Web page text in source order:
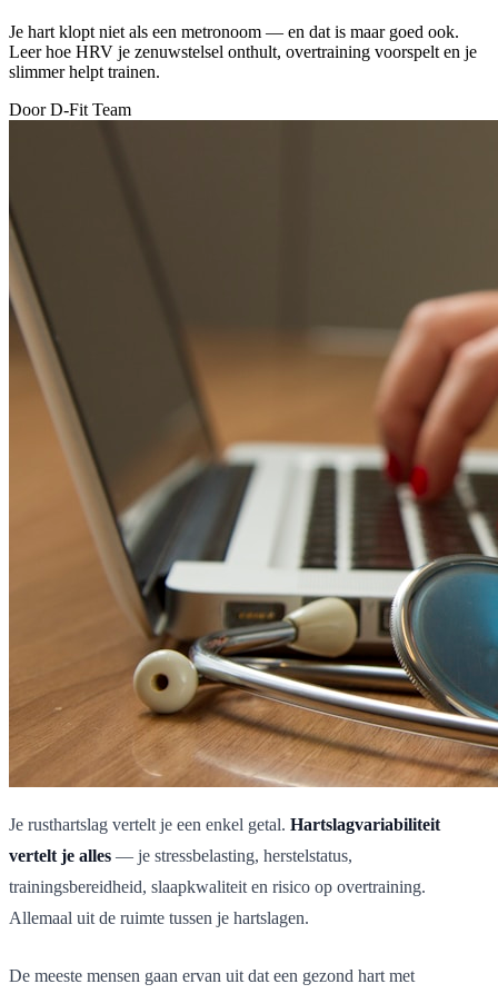
Je hart klopt niet als een metronoom — en dat is maar goed ook.
Leer hoe HRV je zenuwstelsel onthult, overtraining voorspelt en je
slimmer helpt trainen.
Door D-Fit Team
Je rusthartslag vertelt je een enkel getal. Hartslagvariabiliteit
vertelt je alles — je stressbelasting, herstelstatus,
trainingsbereidheid, slaapkwaliteit en risico op overtraining.
Allemaal uit de ruimte tussen je hartslagen.
De meeste mensen gaan ervan uit dat een gezond hart met